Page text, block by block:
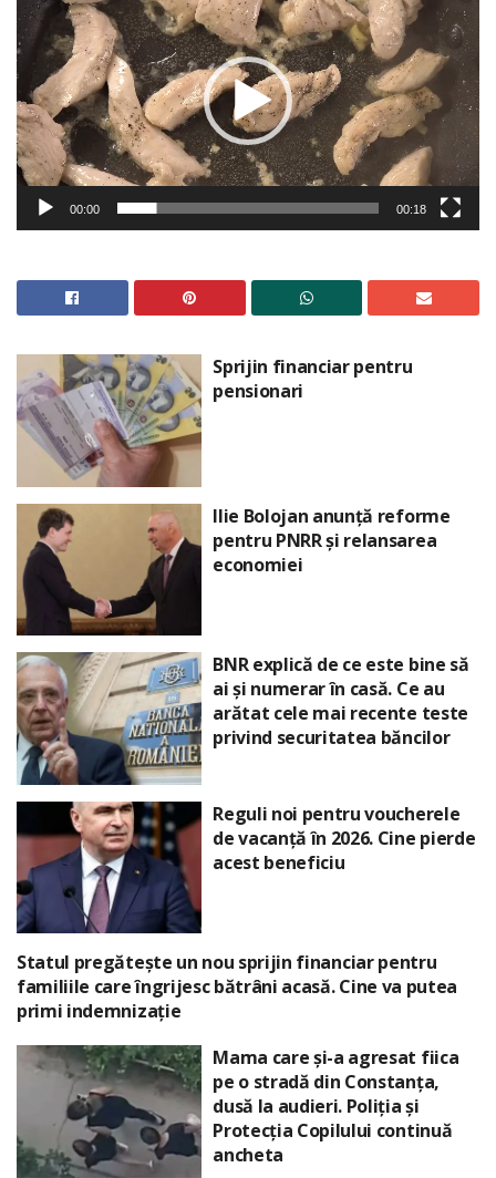
video
00:00 00:18
Sprijin financiar pentru
pensionari
Ilie Bolojan anunță reforme
pentru PNRR și relansarea
economiei
BNR explică de ce este bine să
ai și numerar în casă. Ce au
arătat cele mai recente teste
privind securitatea băncilor
Reguli noi pentru voucherele
de vacanță în 2026. Cine pierde
acest beneficiu
Statul pregătește un nou sprijin financiar pentru
familiile care îngrijesc bătrâni acasă. Cine va putea
primi indemnizație
Mama care și-a agresat fiica
pe o stradă din Constanța,
dusă la audieri. Poliția și
Protecția Copilului continuă
ancheta